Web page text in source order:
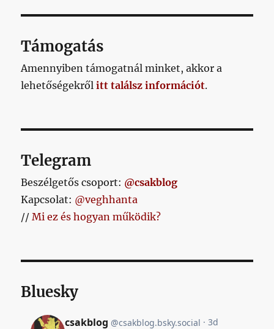
témát
pattintok
el
beharangozóra
Támogatás
Amennyiben támogatnál minket, akkor a
lehetőségekrőlitt találsz információt.
Telegram
Beszélgetős csoport: @csakblog
Kapcsolat: @veghhanta
//Mi ez és hogyan működik?
Bluesky